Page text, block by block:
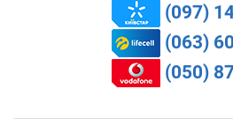
(097)
(063)
(050)